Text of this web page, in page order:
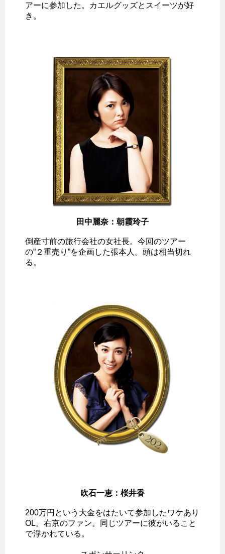
アーに参加した。カエルグッズとスイーツが好
き。
田中麗奈：朝霞玲子
倒産寸前の旅行会社の女社長。今回のツアー
の”２重売り”を企画した張本人。頭は相当切れ
る。
吹石一恵：桜井香
200万円という大金をはたいて参加したワケあり
OL。右京のファン。同じツアーに彼がいること
で浮かれている。